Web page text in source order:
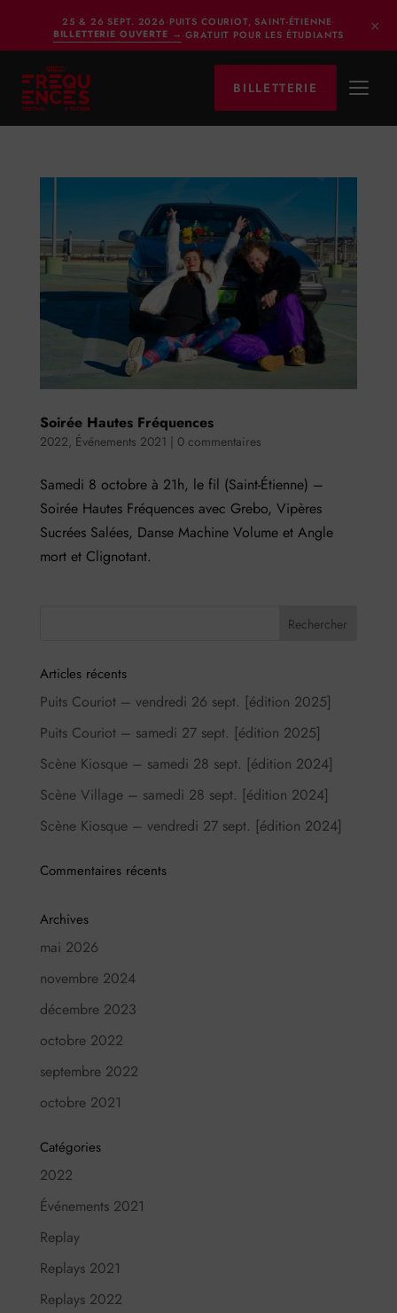
25 & 26 SEPT. 2026 · PUITS COURIOT, SAINT-ÉTIENNE·
BILLETTERIE OUVERTE → ·GRATUIT POUR LES ÉTUDIANTS ×
BILLETTERIE
Soirée Hautes Fréquences
2022, Événements 2021 | 0 commentaires
Samedi 8 octobre à 21h, le fil (Saint-Étienne) –
Soirée Hautes Fréquences avec Grebo, Vipères
Sucrées Salées, Danse Machine Volume et Angle
mort et Clignotant.
Articles récents
Puits Couriot – vendredi 26 sept. [édition 2025]
Puits Couriot – samedi 27 sept. [édition 2025]
Scène Kiosque – samedi 28 sept. [édition 2024]
Scène Village – samedi 28 sept. [édition 2024]
Scène Kiosque – vendredi 27 sept. [édition 2024]
Commentaires récents
Archives
mai 2026
novembre 2024
décembre 2023
octobre 2022
septembre 2022
octobre 2021
Catégories
2022
Événements 2021
Replay
Replays 2021
Replays 2022